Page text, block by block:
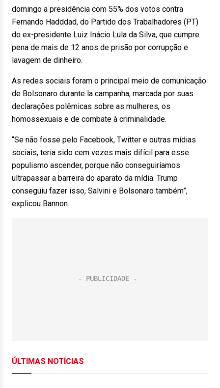
domingo a presidência com 55% dos votos contra
Fernando Hadddad, do Partido dos Trabalhadores (PT)
do ex-presidente Luiz Inácio Lula da Silva, que cumpre
pena de mais de 12 anos de prisão por corrupção e
lavagem de dinheiro.
As redes sociais foram o principal meio de comunicação
de Bolsonaro durante la campanha, marcada por suas
declarações polêmicas sobre as mulheres, os
homossexuais e de combate à criminalidade.
“Se não fosse pelo Facebook, Twitter e outras mídias
sociais, teria sido cem vezes mais difícil para esse
populismo ascender, porque não conseguiríamos
ultrapassar a barreira do aparato da mídia. Trump
conseguiu fazer isso, Salvini e Bolsonaro também”,
explicou Bannon.